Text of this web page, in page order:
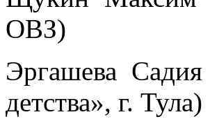
ОВЗ)
Эргашева
детства», г. Тула)